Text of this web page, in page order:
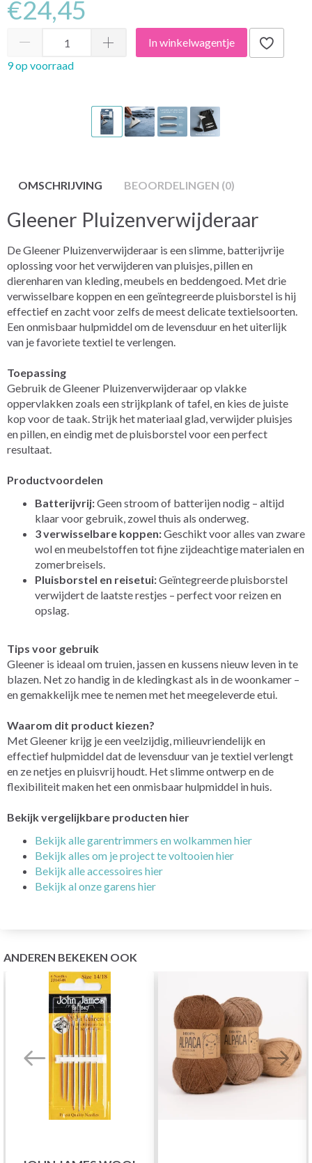
€24,45
In winkelwagentje
9 op voorraad
OMSCHRIJVING BEOORDELINGEN (0)
Gleener Pluizenverwijderaar
De Gleener Pluizenverwijderaar is een slimme, batterijvrije
oplossing voor het verwijderen van pluisjes, pillen en
dierenharen van kleding, meubels en beddengoed. Met drie
verwisselbare koppen en een geïntegreerde pluisborstel is hij
effectief en zacht voor zelfs de meest delicate textielsoorten.
Een onmisbaar hulpmiddel om de levensduur en het uiterlijk
van je favoriete textiel te verlengen.
Toepassing
Gebruik de Gleener Pluizenverwijderaar op vlakke
oppervlakken zoals een strijkplank of tafel, en kies de juiste
kop voor de taak. Strijk het materiaal glad, verwijder pluisjes
en pillen, en eindig met de pluisborstel voor een perfect
resultaat.
Productvoordelen
Batterijvrij:Geen stroom of batterijen nodig – altijd
klaar voor gebruik, zowel thuis als onderweg.
3 verwisselbare koppen:Geschikt voor alles van zware
wol en meubelstoffen tot fijne zijdeachtige materialen en
zomerbreisels.
Pluisborstel en reisetui:Geïntegreerde pluisborstel
verwijdert de laatste restjes – perfect voor reizen en
opslag.
Tips voor gebruik
Gleener is ideaal om truien, jassen en kussens nieuw leven in te
blazen. Net zo handig in de kledingkast als in de woonkamer –
en gemakkelijk mee te nemen met het meegeleverde etui.
Waarom dit product kiezen?
Met Gleener krijg je een veelzijdig, milieuvriendelijk en
effectief hulpmiddel dat de levensduur van je textiel verlengt
en ze netjes en pluisvrij houdt. Het slimme ontwerp en de
flexibiliteit maken het een onmisbaar hulpmiddel in huis.
Bekijk vergelijkbare producten hier
Bekijk alle garentrimmers en wolkammen hier
Bekijk alles om je project te voltooien hier
Bekijk alle accessoires hier
Bekijk al onze garens hier
ANDEREN BEKEKEN OOK